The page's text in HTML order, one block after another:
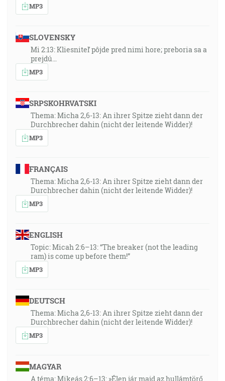
MP3
SLOVENSKY
Mi 2:13: Kliesniteľ pôjde pred nimi hore; preboria sa a
prejdú…
MP3
SRPSKOHRVATSKI
Thema: Micha 2,6-13: An ihrer Spitze zieht dann der
Durchbrecher dahin (nicht der leitende Widder)!
MP3
FRANÇAIS
Thema: Micha 2,6-13: An ihrer Spitze zieht dann der
Durchbrecher dahin (nicht der leitende Widder)!
MP3
ENGLISH
Topic: Micah 2:6–13: “The breaker (not the leading
ram) is come up before them!”
MP3
DEUTSCH
Thema: Micha 2,6-13: An ihrer Spitze zieht dann der
Durchbrecher dahin (nicht der leitende Widder)!
MP3
MAGYAR
A téma: Mikeás 2:6–13: »Élen jár majd az hullámtörő